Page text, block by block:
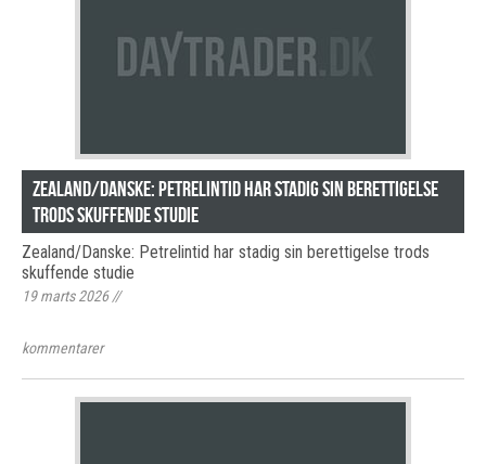
Zealand/Danske: Petrelintid har stadig sin berettigelse
trods skuffende studie
Zealand/Danske: Petrelintid har stadig sin berettigelse trods
skuffende studie
19 marts 2026//
kommentarer